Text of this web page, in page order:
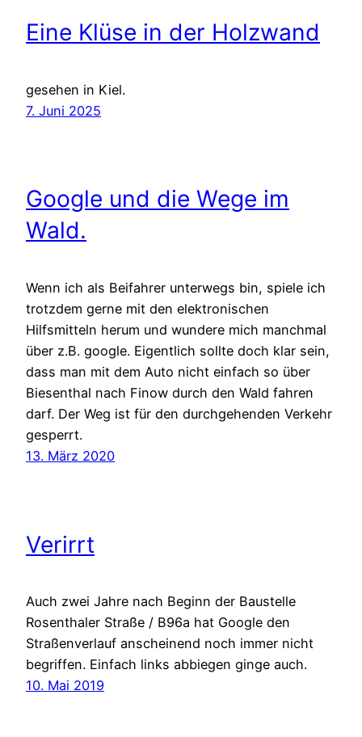
Eine Klüse in der Holzwand
gesehen in Kiel.
7. Juni 2025
Google und die Wege im
Wald.
Wenn ich als Beifahrer unterwegs bin, spiele ich
trotzdem gerne mit den elektronischen
Hilfsmitteln herum und wundere mich manchmal
über z.B. google. Eigentlich sollte doch klar sein,
dass man mit dem Auto nicht einfach so über
Biesenthal nach Finow durch den Wald fahren
darf. Der Weg ist für den durchgehenden Verkehr
gesperrt.
13. März 2020
Verirrt
Auch zwei Jahre nach Beginn der Baustelle
Rosenthaler Straße / B96a hat Google den
Straßenverlauf anscheinend noch immer nicht
begriffen. Einfach links abbiegen ginge auch.
10. Mai 2019